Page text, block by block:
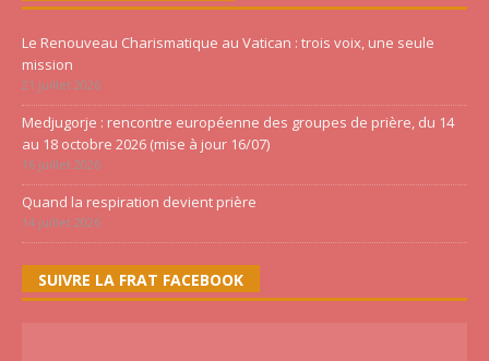
Le Renouveau Charismatique au Vatican : trois voix, une seule
mission
21 juillet 2026
Medjugorje : rencontre européenne des groupes de prière, du 14
au 18 octobre 2026 (mise à jour 16/07)
16 juillet 2026
Quand la respiration devient prière
14 juillet 2026
SUIVRE LA FRAT FACEBOOK